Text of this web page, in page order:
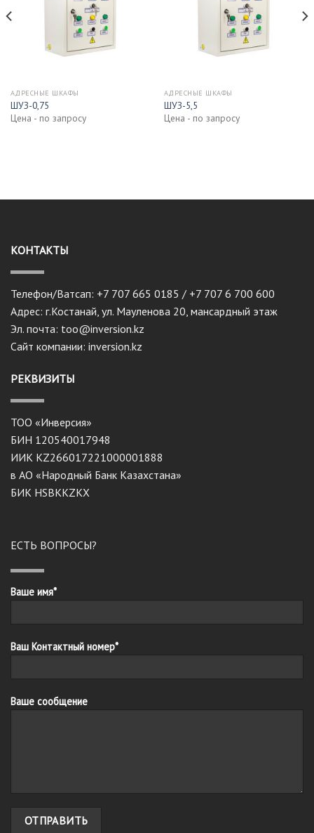
АДРЕСНЫЕ ШКАФЫ
ШУЗ-0,75
Цена - по запросу
АДРЕСНЫЕ ШКАФЫ
ШУЗ-5,5
Цена - по запросу
КОНТАКТЫ
Телефон/Ватсап: +7 707 665 0185 / +7 707 6 700 600
Адрес: г.Костанай, ул. Мауленова 20, мансардный этаж
Эл. почта: too@inversion.kz
Сайт компании: inversion.kz
РЕКВИЗИТЫ
ТОО «Инверсия»
БИН 120540017948
ИИК KZ266017221000001888
в АО «Народный Банк Казахстана»
БИК HSBKKZKX
ЕСТЬ ВОПРОСЫ?
Ваше имя*
Ваш Контактный номер*
Ваше сообщение